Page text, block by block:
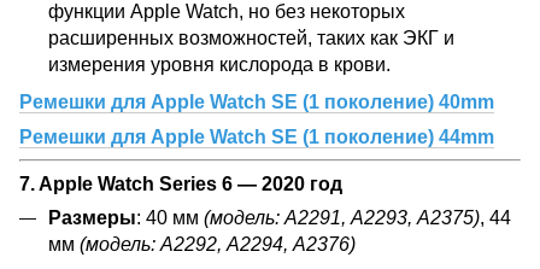
функции Apple Watch, но без некоторых
расширенных возможностей, таких как ЭКГ и
измерения уровня кислорода в крови.
Ремешки для Apple Watch SE (1 поколение) 40mm
Ремешки для Apple Watch SE (1 поколение) 44mm
7. Apple Watch Series 6 — 2020 год
Размеры: 40 мм (модель: А2291, А2293, А2375), 44
мм (модель: А2292, А2294, А2376)